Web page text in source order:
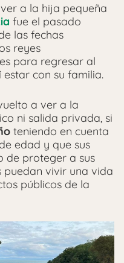
a la hija pequeña
fue el pasado
las fechas
reyes
para regresar al
con su familia.
a ver a la
ni salida privada, si
teniendo en cuenta
edad y que sus
de proteger a sus
puedan vivir una vida
públicos de la